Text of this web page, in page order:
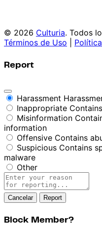
© 2026 Culturia. Todos
Términos de Uso
Report
Harassment
Inappropriate
Misinformation
information
Offensive Contains
Suspicious Contains
malware
Other
Report
note
Report
Block Member?